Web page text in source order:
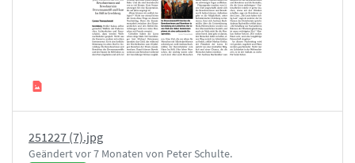
251227 (7).jpg
Geändert vor 7 Monaten von Peter Schulte.